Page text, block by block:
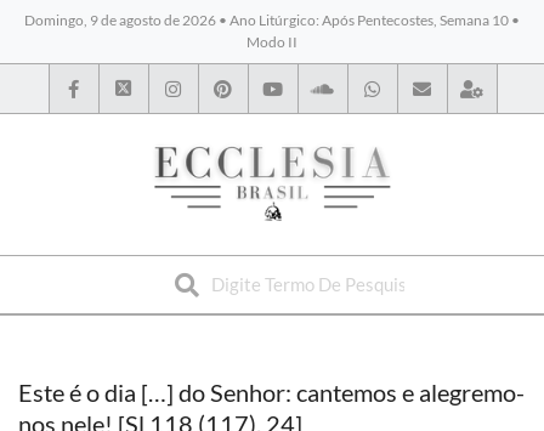
Domingo, 9 de agosto de 2026 • Ano Litúrgico: Após Pentecostes, Semana 10 •
Modo II
BYBLOS
Este é o dia […] do Senhor: cantemos e alegremo-
nos nele! [Sl 118 (117), 24]